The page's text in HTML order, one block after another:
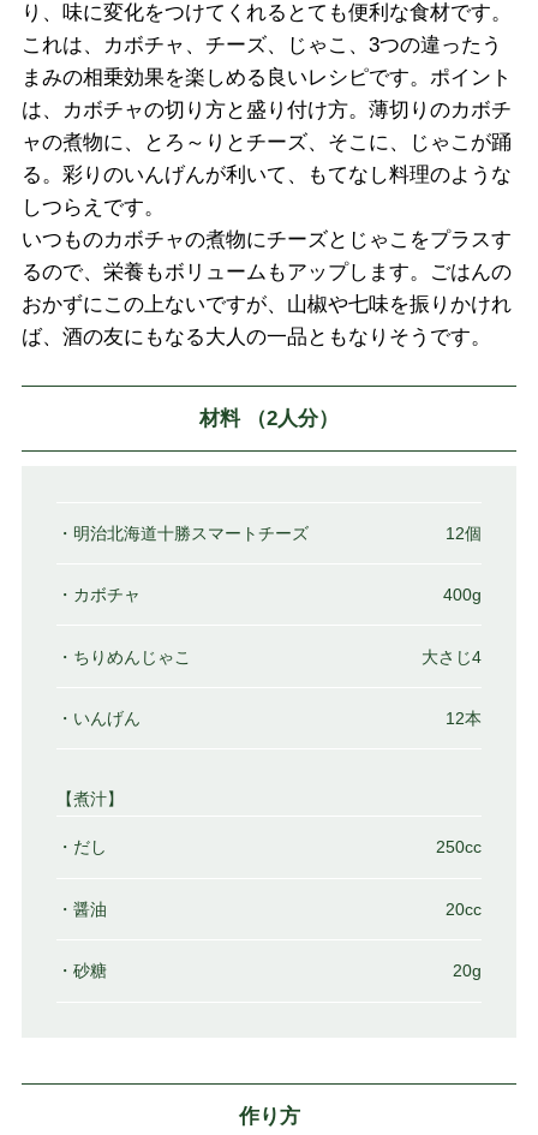
り、味に変化をつけてくれるとても便利な食材です。
これは、カボチャ、チーズ、じゃこ、3つの違ったう
まみの相乗効果を楽しめる良いレシピです。ポイント
は、カボチャの切り方と盛り付け方。薄切りのカボチ
ャの煮物に、とろ～りとチーズ、そこに、じゃこが踊
る。彩りのいんげんが利いて、もてなし料理のような
しつらえです。
いつものカボチャの煮物にチーズとじゃこをプラスす
るので、栄養もボリュームもアップします。ごはんの
おかずにこの上ないですが、山椒や七味を振りかけれ
ば、酒の友にもなる大人の一品ともなりそうです。
材料 （2人分）
・明治北海道十勝スマートチーズ 12個
・カボチャ 400g
・ちりめんじゃこ 大さじ4
・いんげん 12本
【煮汁】
・だし 250cc
・醤油 20cc
・砂糖 20g
作り方